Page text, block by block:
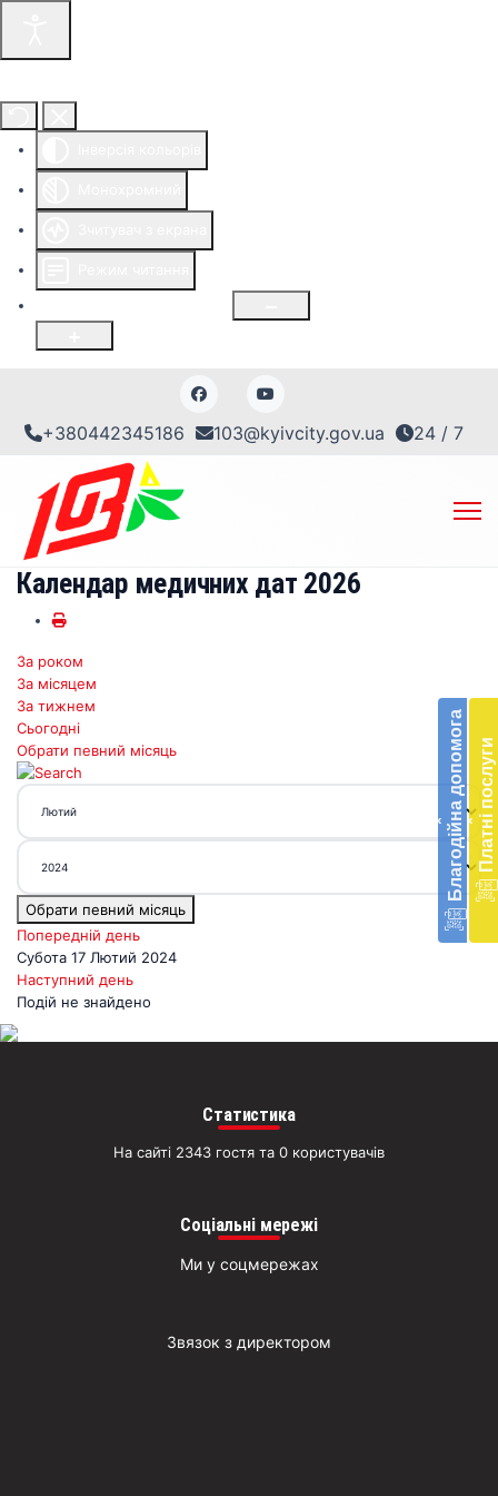
+380442345186 103@kyivcity.gov.ua 24 / 7
‹ Благодійна допомогав
‹ Платні послуги
Календар медичних дат 2026
За роком
За місяцем
За тижнем
Сьогодні
Обрати певний місяць
Обрати певний місяць
Попередній день
Субота 17 Лютий 2024
Наступний день
Подій не знайдено
Статистика
На сайті 2343 гостя та 0 користувачів
Соціальні мережі
Ми у соцмережах
Звязок з директором